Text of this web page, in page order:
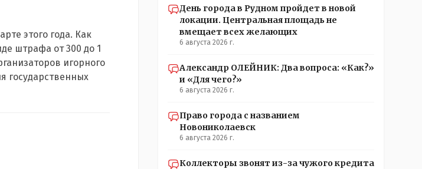
этого года. Как
штрафа от 300 до 1
игорного
государственных
День города в Рудном пройдет в новой
локации. Центральная площадь не
вмещает всех желающих
6 августа 2026 г.
Александр ОЛЕЙНИК: Два вопроса: «Как?»
и «Для чего?»
6 августа 2026 г.
Право города с названием
Новониколаевск
6 августа 2026 г.
Коллекторы звонят из-за чужого кредита